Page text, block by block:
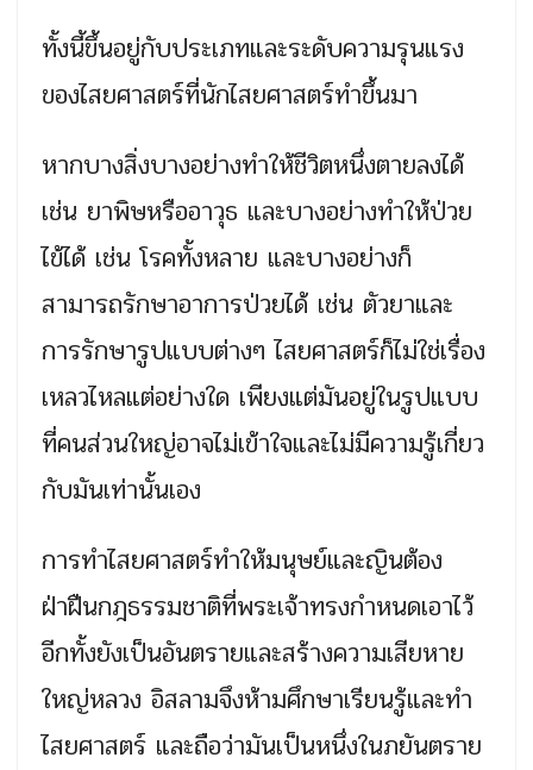
ทั้งนี้ขึ้นอยู่กับประเภทและระดับความรุนแรง
ของไสยศาสตร์ที่นักไสยศาสตร์ทำขึ้นมา
หากบางสิ่งบางอย่างทำให้ชีวิตหนึ่งตายลงได้
เช่น ยาพิษหรืออาวุธ และบางอย่างทำให้ป่วย
ไข้ได้ เช่น โรคทั้งหลาย และบางอย่างก็
สามารถรักษาอาการป่วยได้ เช่น ตัวยาและ
การรักษารูปแบบต่างๆ ไสยศาสตร์ก็ไม่ใช่เรื่อง
เหลวไหลแต่อย่างใด เพียงแต่มันอยู่ในรูปแบบ
ที่คนส่วนใหญ่อาจไม่เข้าใจและไม่มีความรู้เกี่ยว
กับมันเท่านั้นเอง
การทำไสยศาสตร์ทำให้มนุษย์และญินต้อง
ฝ่าฝืนกฎธรรมชาติที่พระเจ้าทรงกำหนดเอาไว้
อีกทั้งยังเป็นอันตรายและสร้างความเสียหาย
ใหญ่หลวง อิสลามจึงห้ามศึกษาเรียนรู้และทำ
ไสยศาสตร์ และถือว่ามันเป็นหนึ่งในภยันตราย